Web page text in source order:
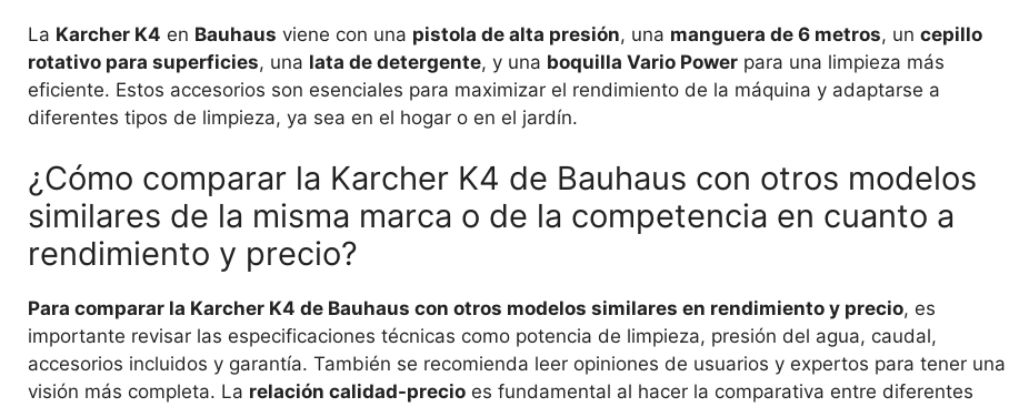
La Karcher K4 en Bauhaus viene con una pistola de alta presión, una manguera de 6 metros, un cepillo
rotativo para superficies, una lata de detergente, y una boquilla Vario Power para una limpieza más
eficiente. Estos accesorios son esenciales para maximizar el rendimiento de la máquina y adaptarse a
diferentes tipos de limpieza, ya sea en el hogar o en el jardín.
¿Cómo comparar la Karcher K4 de Bauhaus con otros modelos
similares de la misma marca o de la competencia en cuanto a
rendimiento y precio?
Para comparar la Karcher K4 de Bauhaus con otros modelos similares en rendimiento y precio, es
importante revisar las especificaciones técnicas como potencia de limpieza, presión del agua, caudal,
accesorios incluidos y garantía. También se recomienda leer opiniones de usuarios y expertos para tener una
visión más completa. La relación calidad-precio es fundamental al hacer la comparativa entre diferentes